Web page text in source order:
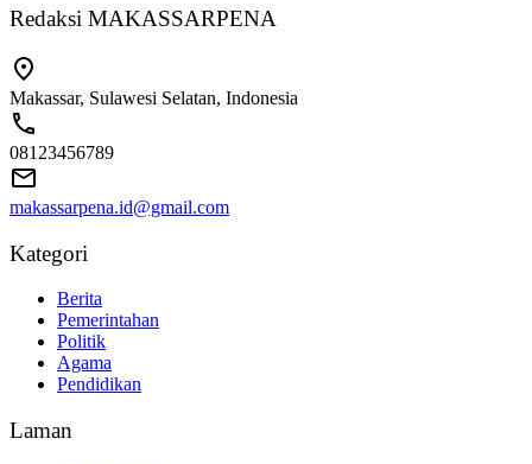
Redaksi MAKASSARPENA
Makassar, Sulawesi Selatan, Indonesia
08123456789
makassarpena.id@gmail.com
Kategori
Berita
Pemerintahan
Politik
Agama
Pendidikan
Laman